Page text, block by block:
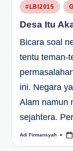
Posted
in
#LBI2015
Desa Itu
Bicara soal
tentu teman-
ini. Negara
Alam namun
sejahtera.
Posted
Adi Firmansyah